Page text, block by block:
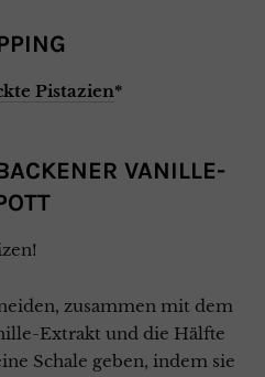
Pistazien*
VANILLE-
zusammen mit dem
Extrakt und die Hälfte
Schale geben, indem sie